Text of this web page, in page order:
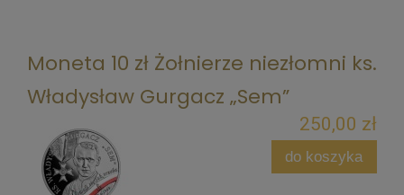
Moneta 10 zł Żołnierze niezłomni ks.
Władysław Gurgacz „Sem”
250,00 zł
do koszyka